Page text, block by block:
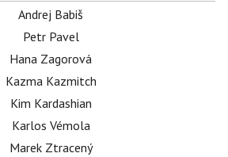
Andrej Babiš
Petr Pavel
Hana Zagorová
Kazma Kazmitch
Kim Kardashian
Karlos Vémola
Marek Ztracený